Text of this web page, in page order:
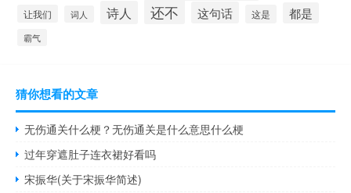
让我们 词人 诗人 还不 这句话 这是 都是
霸气
猜你想看的文章
无伤通关什么梗？无伤通关是什么意思什么梗
过年穿遮肚子连衣裙好看吗
宋振华(关于宋振华简述)